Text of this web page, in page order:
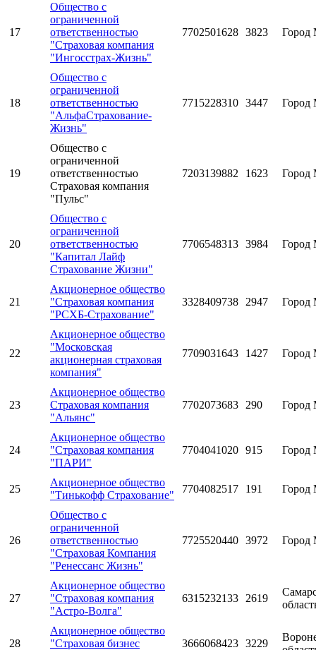
17
Общество с
ограниченной
ответственностью
"Страховая компания
"Ингосстрах-Жизнь"
7702501628 3823 Город
18
Общество с
ограниченной
ответственностью
"АльфаСтрахование-
Жизнь"
7715228310 3447 Город
19
Общество с
ограниченной
ответственностью
Страховая компания
"Пульс"
7203139882 1623 Город
20
Общество с
ограниченной
ответственностью
"Капитал Лайф
Страхование Жизни"
7706548313 3984 Город
21
Акционерное общество
"Страховая компания
"РСХБ-Страхование"
3328409738 2947 Город
22
Акционерное общество
"Московская
акционерная страховая
компания"
7709031643 1427 Город
23
Акционерное общество
Страховая компания
"Альянс"
7702073683 290 Город
24
Акционерное общество
"Страховая компания
"ПАРИ"
7704041020 915 Город
25
Акционерное общество
"Тинькофф Страхование"
7704082517 191 Город
26
Общество с
ограниченной
ответственностью
"Страховая Компания
"Ренессанс Жизнь"
7725520440 3972 Город
27
Акционерное общество
"Страховая компания
"Астро-Волга"
6315232133 2619
28
Акционерное общество
"Страховая бизнес
3666068423 3229